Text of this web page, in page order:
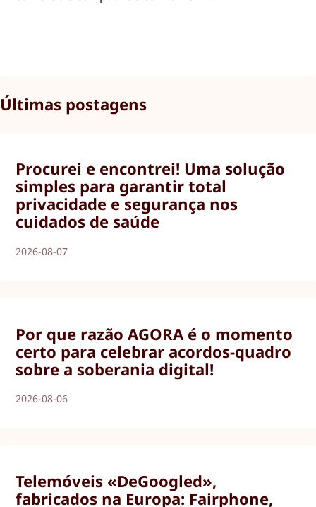
Últimas postagens
Procurei e encontrei! Uma solução
simples para garantir total
privacidade e segurança nos
cuidados de saúde
2026-08-07
Por que razão AGORA é o momento
certo para celebrar acordos-quadro
sobre a soberania digital!
2026-08-06
Telemóveis «DeGoogled»,
fabricados na Europa: Fairphone,